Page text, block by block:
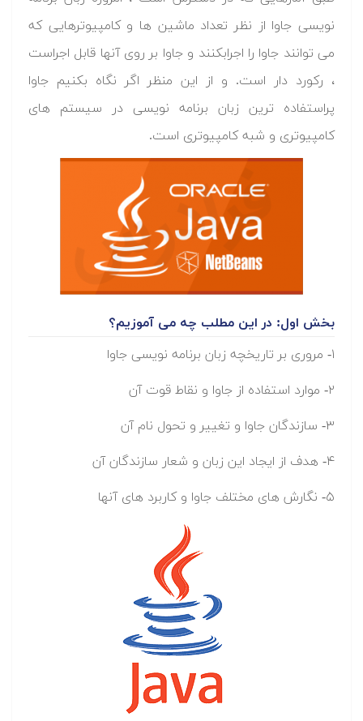
نویسی جاوا از نظر تعداد ماشین ها و کامپیوترهایی که
می توانند جاوا را اجرابکنند و جاوا بر روی آنها قابل اجراست
، رکورد دار است. و از این منظر اگر نگاه بکنیم جاوا
پراستفاده ترین زبان برنامه نویسی در سیستم های
کامپیوتری و شبه کامپیوتری است.
بخش اول: در این مطلب چه می آموزیم؟
۱- مروری بر تاریخچه زبان برنامه نویسی جاوا
۲- موارد استفاده از جاوا و نقاط قوت آن
۳- سازندگان جاوا و تغییر و تحول نام آن
۴- هدف از ایجاد این زبان و شعار سازندگان آن
۵- نگارش های مختلف جاوا و کاربرد های آنها